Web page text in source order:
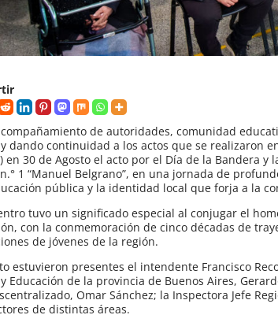
de autoridades, comunidad
dando continuidad a los actos que se realizaron
en 30 de Agosto el acto por el Día de la Bandera
1 “Manuel Belgrano”, en una jornada de
pública y la identidad local que forja a la
tuvo un significado especial al conjugar el
con la conmemoración de cinco décadas de
de jóvenes de la región.
estuvieron presentes el intendente Francisco
Educación de la provincia de Buenos Aires,
Omar Sánchez; la Inspectora Jefe
de distintas áreas.